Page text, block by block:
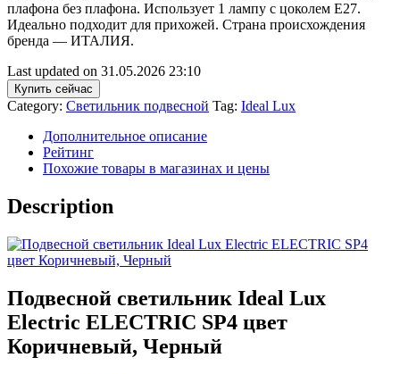
плафона без плафона. Использует 1 лампу с цоколем E27.
Идеально подходит для прихожей. Страна происхождения
бренда — ИТАЛИЯ.
Last updated on 31.05.2026 23:10
Купить сейчас
Category: Светильник подвесной Tag: Ideal Lux
Дополнительное описание
Рейтинг
Похожие товары в магазинах и цены
Description
Подвесной светильник Ideal Lux
Electric ELECTRIC SP4 цвет
Коричневый, Черный